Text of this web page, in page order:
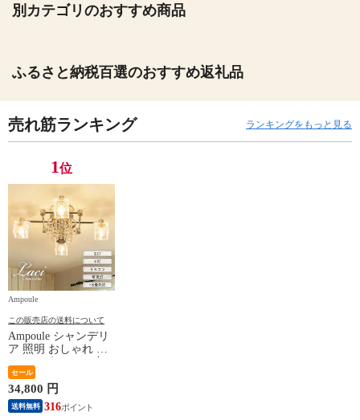
別カテゴリのおすすめ商品
ふるさと納税百選のおすすめ返礼品
売れ筋ランキング ランキングをもっと見る
1位
Ampoule
この販売店の送料について
Ampoule シャンデリ
ア 照明 おしゃれ シ
E17 デザインガラス
クリスタルガラス リ
ビング ダイニング
寝室 ラグジュアリー
セール
34,800 円
送料無料 316